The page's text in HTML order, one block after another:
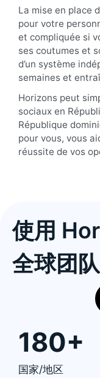
La mise en place
pour votre
et compliquée si
ses coutumes et
d’un système
semaines et
Horizons peut
sociaux en
République
pour vous, vous
réussite de vos
使用
全球团
180+
国家/地区